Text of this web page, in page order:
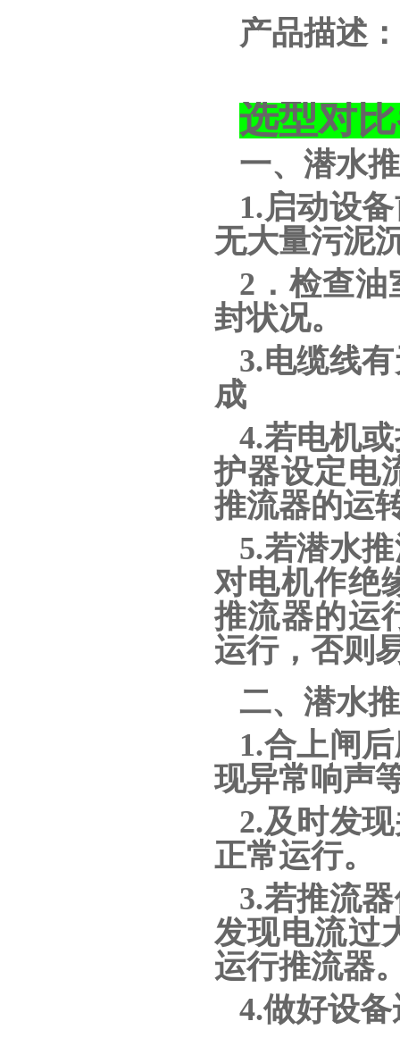
产品描述：
选型对
一、潜水
1.启动设
无大量污泥
2．检查
封状况。
3.电缆线
成
4.若电机
护器设定电
推流器的运
5.若潜水
对电机作绝
推流器的运
运行，否则
二、潜水
1.合上闸
现异常响声
2.及时发
正常运行。
3.若推流
发现电流过
运行推流器
4.做好设